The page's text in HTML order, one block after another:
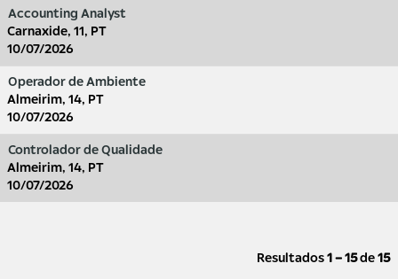
Accounting Analyst
Carnaxide, 11, PT
10/07/2026
Operador de Ambiente
Almeirim, 14, PT
10/07/2026
Controlador de Qualidade
Almeirim, 14, PT
10/07/2026
Resultados 1 – 15de 15